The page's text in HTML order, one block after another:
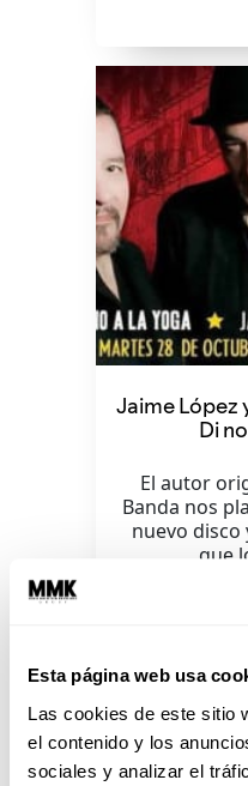
Esta página web usa
Las cookies de este sitio
el contenido y los
sociales y analizar el
Jaime López
Di
El autor
Banda nos
nuevo disco
que